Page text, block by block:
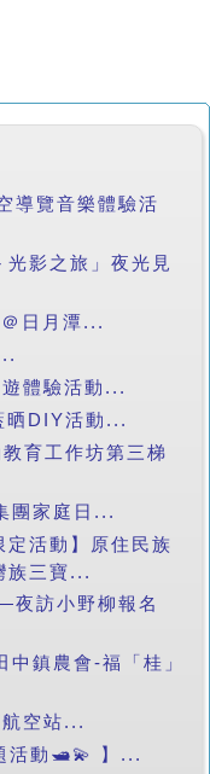
導覽音樂體驗活
影之旅」夜光見
日月潭...
體驗活動...
晒DIY活動...
育工作坊第三梯
團家庭日...
活動】原住民族
族三寶...
訪小野柳報名
鎮農會-福「桂」
空站...
活動🛥️💫 】...